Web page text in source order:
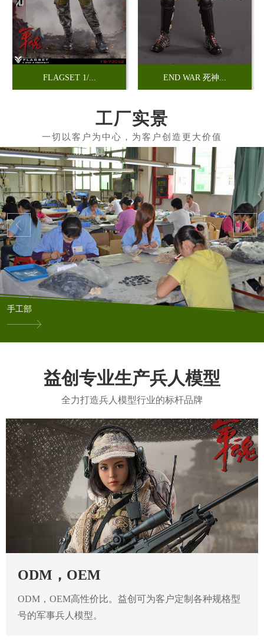
FLAGSET 1/... END WAR 死神...
工厂实景
手工部
益创专业生产兵人模型
全力打造兵人模型行业的标杆品牌
ODM，OEM
ODM，OEM高性价比。益创可为客户定制各种规格型
号的军事兵人模型。